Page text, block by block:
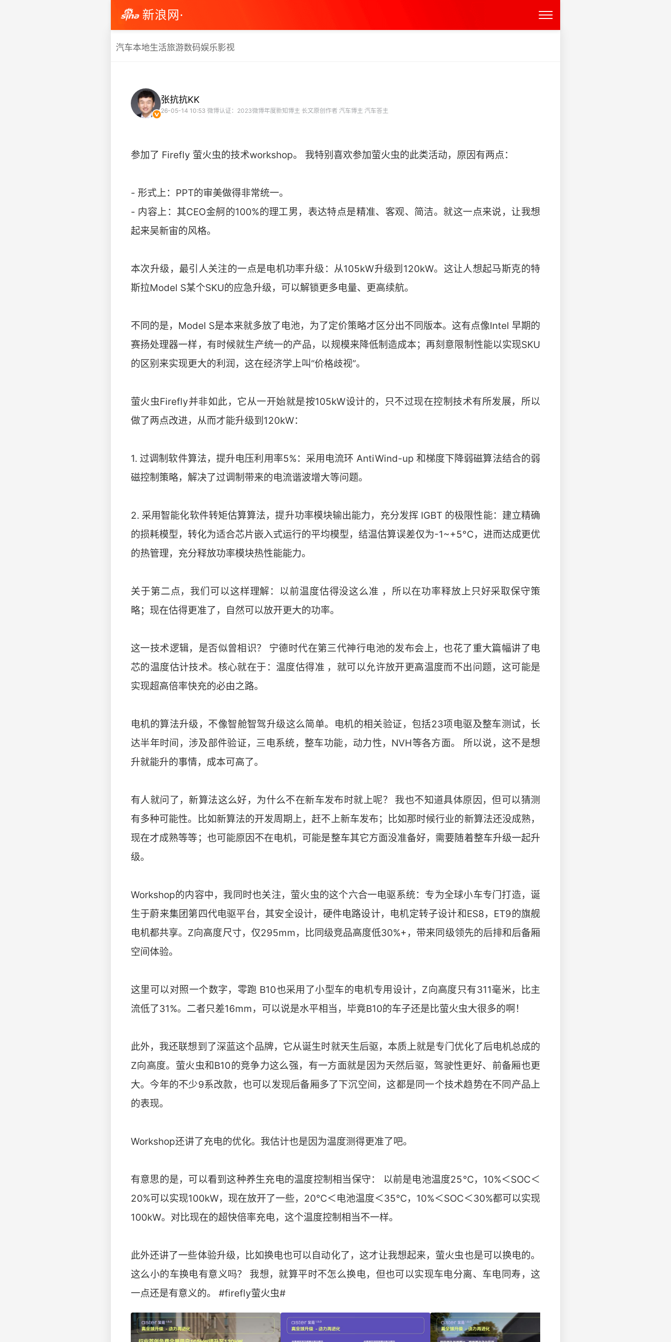
新浪网·
汽车本地生活旅游数码娱乐影视
张抗抗KK
26-05-14 10:53 微博认证：2023微博年度新知博主 长文原创作者 汽车博主 汽车答主
参加了 Firefly 萤火虫的技术workshop。 我特别喜欢参加萤火虫的此类活动，原因有两点：
- 形式上：PPT的审美做得非常统一。
- 内容上：其CEO金舸的100%的理工男，表达特点是精准、客观、简洁。就这一点来说，让我想
起来吴新宙的风格。
本次升级，最引人关注的一点是电机功率升级：从105kW升级到120kW。这让人想起马斯克的特
斯拉Model S某个SKU的应急升级，可以解锁更多电量、更高续航。
不同的是，Model S是本来就多放了电池，为了定价策略才区分出不同版本。这有点像Intel 早期的
赛扬处理器一样，有时候就生产统一的产品，以规模来降低制造成本；再刻意限制性能以实现SKU
的区别来实现更大的利润，这在经济学上叫“价格歧视”。
萤火虫Firefly并非如此，它从一开始就是按105kW设计的，只不过现在控制技术有所发展，所以
做了两点改进，从而才能升级到120kW：
1. 过调制软件算法，提升电压利用率5%：采用电流环 AntiWind-up 和梯度下降弱磁算法结合的弱
磁控制策略，解决了过调制带来的电流谐波增大等问题。
2. 采用智能化软件转矩估算算法，提升功率模块输出能力，充分发挥 IGBT 的极限性能：建立精确
的损耗模型，转化为适合芯片嵌入式运行的平均模型，结温估算误差仅为-1~+5°C，进而达成更优
的热管理，充分释放功率模块热性能能力。
关于第二点，我们可以这样理解：以前温度估得没这么准 ，所以在功率释放上只好采取保守策
略；现在估得更准了，自然可以放开更大的功率。
这一技术逻辑，是否似曾相识？ 宁德时代在第三代神行电池的发布会上，也花了重大篇幅讲了电
芯的温度估计技术。核心就在于：温度估得准 ，就可以允许放开更高温度而不出问题，这可能是
实现超高倍率快充的必由之路。
电机的算法升级，不像智舱智驾升级这么简单。电机的相关验证，包括23项电驱及整车测试，长
达半年时间，涉及部件验证，三电系统，整车功能，动力性，NVH等各方面。 所以说，这不是想
升就能升的事情，成本可高了。
有人就问了，新算法这么好，为什么不在新车发布时就上呢？ 我也不知道具体原因，但可以猜测
有多种可能性。比如新算法的开发周期上，赶不上新车发布；比如那时候行业的新算法还没成熟，
现在才成熟等等；也可能原因不在电机，可能是整车其它方面没准备好，需要随着整车升级一起升
级。
Workshop的内容中，我同时也关注，萤火虫的这个六合一电驱系统：专为全球小车专门打造，诞
生于蔚来集团第四代电驱平台，其安全设计，硬件电路设计，电机定转子设计和ES8，ET9的旗舰
电机都共享。Z向高度尺寸，仅295mm，比同级竞品高度低30%+，带来同级领先的后排和后备厢
空间体验。
这里可以对照一个数字，零跑 B10也采用了小型车的电机专用设计，Z向高度只有311毫米，比主
流低了31%。二者只差16mm，可以说是水平相当，毕竟B10的车子还是比萤火虫大很多的啊！
此外，我还联想到了深蓝这个品牌，它从诞生时就天生后驱，本质上就是专门优化了后电机总成的
Z向高度。萤火虫和B10的竞争力这么强，有一方面就是因为天然后驱，驾驶性更好、前备厢也更
大。今年的不少9系改款，也可以发现后备厢多了下沉空间，这都是同一个技术趋势在不同产品上
的表现。
Workshop还讲了充电的优化。我估计也是因为温度测得更准了吧。
有意思的是，可以看到这种养生充电的温度控制相当保守： 以前是电池温度25℃，10%＜SOC＜
20%可以实现100kW，现在放开了一些，20℃＜电池温度＜35℃，10%＜SOC＜30%都可以实现
100kW。对比现在的超快倍率充电，这个温度控制相当不一样。
此外还讲了一些体验升级，比如换电也可以自动化了，这才让我想起来，萤火虫也是可以换电的。
这么小的车换电有意义吗？ 我想，就算平时不怎么换电，但也可以实现车电分离、车电同寿，这
一点还是有意义的。 #firefly萤火虫#